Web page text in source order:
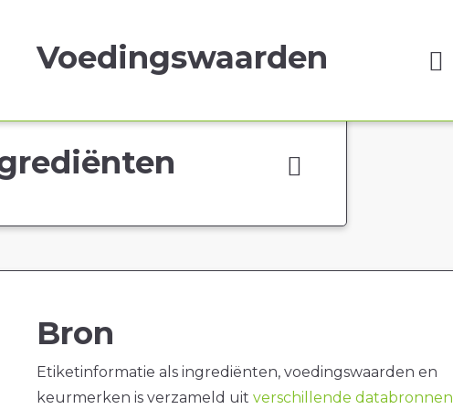
Voedingswaarden
Bron
Etiketinformatie als ingrediënten, voedingswaarden en
keurmerken is verzameld uit verschillende databronnen